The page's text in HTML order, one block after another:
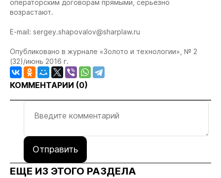
операторским договорам прямыми, серьезно
возрастают.
E-mail: sergey.shapovalov@sharplaw.ru
Опубликовано в журнале «Золото и технологии», № 2
(32)/июнь 2016 г.
КОММЕНТАРИИ (0)
Отправить
ЕЩЕ ИЗ ЭТОГО РАЗДЕЛА